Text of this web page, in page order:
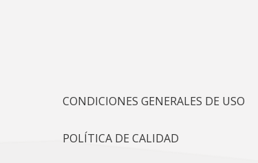
CONDICIONES GENERALES DE USO
POLÍTICA DE CALIDAD